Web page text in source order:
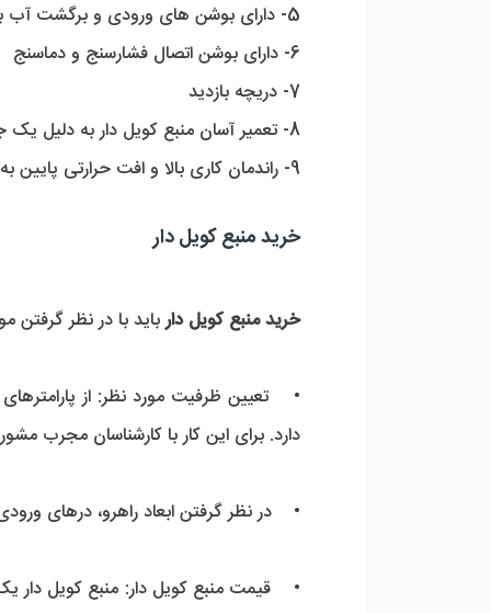
5- دارای بوشن های ورودی و برگشت آب بویلر
6- دارای بوشن اتصال فشارسنج و دماسنج
7- دریچه بازدید
8- تعمیر آسان منبع کویل دار به دلیل یک جداره بودن
9- راندمان کاری بالا و افت حرارتی پایین به دلیل وجود کویل در داخل منبع
خرید منبع کویل دار
خرید منبع کویل دار باید با در نظر گرفتن
دارد. برای این کار با کارشناسان مجرب
•    در نظر گرفتن ابعاد راهرو، درهای